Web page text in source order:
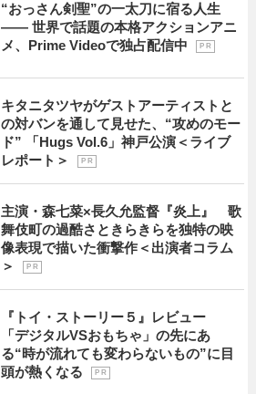
“おっさん剣聖”の一太刀に宿る人生
―― 世界で話題の本格アクションアニ
メ、Prime Videoで独占配信中
P R
キタニタツヤがゲストアーティストと
の対バンを通して見せた、“攻めのモー
ド” 「Hugs Vol.6」神戸公演＜ライブ
レポート＞
P R
主演・森七菜×長久允監督『炎上』 歌
舞伎町の過酷さときらきらを独特の映
像表現で描いた衝撃作＜出演者コラム
＞
P R
『トイ・ストーリー５』レビュー
「デジタルVSおもちゃ」の先にあ
る“時が流れても変わらないもの”に目
頭が熱くなる
P R